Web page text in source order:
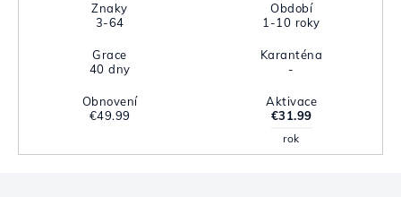
Znaky
3-64
Období
1-10 roky
Grace
40 dny
Karanténa
-
Obnovení
€49.99
Aktivace
€31.99
rok